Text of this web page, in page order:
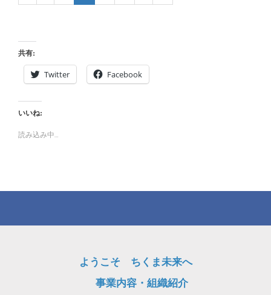
共有:
Twitter Facebook
いいね:
読み込み中…
ようこそ ちくま未来へ
事業内容・組織紹介